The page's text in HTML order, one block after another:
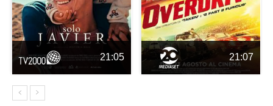
21:05 21:07